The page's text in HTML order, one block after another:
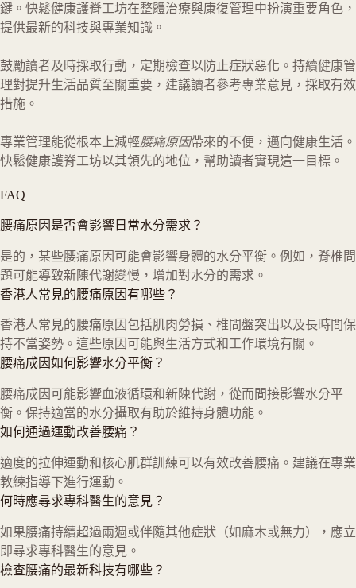
鍵。快鬆健康護脊工坊在整體治療與康復管理中扮演重要角色，
提供最新的科技與專業知識。
鼓勵讀者及時採取行動，定期檢查以防止症狀惡化。持續健康管
理對提升生活品質至關重要，建議讀者參考專業意見，採取有效
措施。
專業管理能從根本上減輕腰痛原因帶來的不便，邁向健康生活。
快鬆健康護脊工坊以其領先的地位，幫助讀者實現這一目標。
FAQ
腰痛原因是否會影響日常水分需求？
是的，某些腰痛原因可能會影響身體的水分平衡。例如，脊椎問
題可能導致新陳代謝變慢，增加對水分的需求。
香港人常見的腰痛原因有哪些？
香港人常見的腰痛原因包括肌肉勞損、椎間盤突出以及長時間保
持不當姿勢。這些原因可能與生活方式和工作環境有關。
腰痛成因如何影響水分平衡？
腰痛成因可能影響血液循環和新陳代謝，從而間接影響水分平
衡。保持適當的水分攝取有助於維持身體功能。
如何通過運動改善腰痛？
適度的拉伸運動和核心肌群訓練可以有效改善腰痛。建議在專業
教練指導下進行運動。
何時應尋求專科醫生的意見？
如果腰痛持續超過兩週或伴隨其他症狀（如麻木或無力），應立
即尋求專科醫生的意見。
檢查腰痛的最新科技有哪些？